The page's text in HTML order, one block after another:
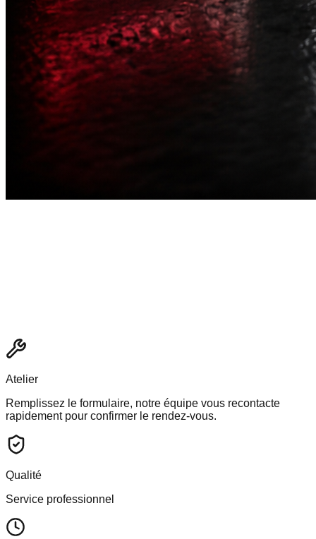
Atelier
Remplissez le formulaire, notre équipe vous recontacte
rapidement pour confirmer le rendez-vous.
Qualité
Service professionnel